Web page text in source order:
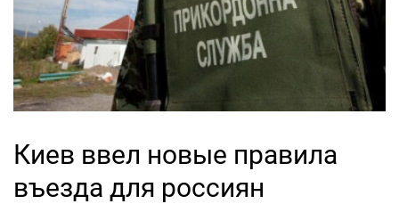
Киев ввел новые правила
въезда для россиян